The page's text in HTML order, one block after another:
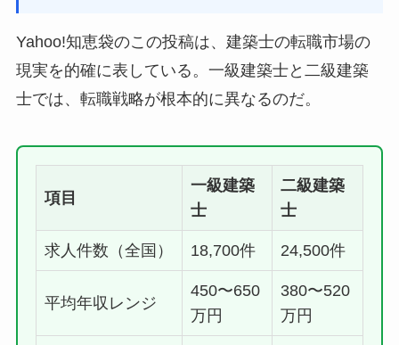
Yahoo!知恵袋のこの投稿は、建築士の転職市場の
現実を的確に表している。一級建築士と二級建築
士では、転職戦略が根本的に異なるのだ。
項目
一級建築
士
二級建築
士
求人件数（全国） 18,700件 24,500件
平均年収レンジ
450〜650
万円
380〜520
万円